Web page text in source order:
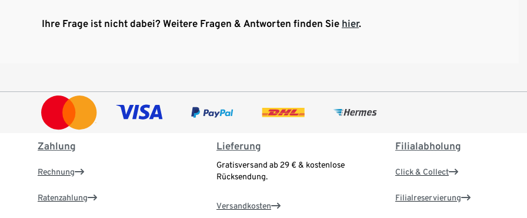
Ihre Frage ist nicht dabei? Weitere Fragen & Antworten finden Sie hier.
Zahlung
Rechnung
Ratenzahlung
Lieferung
Gratisversand ab 29 € & kostenlose
Rücksendung.
Versandkosten
Filialabholung
Click & Collect
Filialreservierung